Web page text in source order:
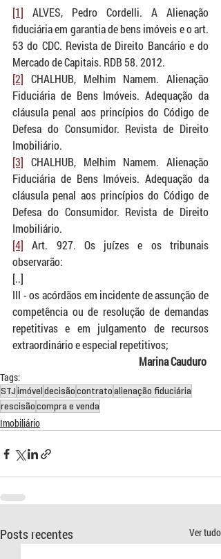
[1] ALVES, Pedro Cordelli. A Alienação
fiduciária em garantia de bens imóveis e o art.
53 do CDC. Revista de Direito Bancário e do
Mercado de Capitais. RDB 58. 2012.
[2] CHALHUB, Melhim Namem. Alienação
Fiduciária de Bens Imóveis. Adequação da
cláusula penal aos princípios do Código de
Defesa do Consumidor. Revista de Direito
Imobiliário.
[3] CHALHUB, Melhim Namem. Alienação
Fiduciária de Bens Imóveis. Adequação da
cláusula penal aos princípios do Código de
Defesa do Consumidor. Revista de Direito
Imobiliário.
[4] Art. 927. Os juízes e os tribunais
observarão:
[..]
III - os acórdãos em incidente de assunção de
competência ou de resolução de demandas
repetitivas e em julgamento de recursos
extraordinário e especial repetitivos;
Marina Cauduro
Tags:
STJimóveldecisãocontratoalienação fiduciária
rescisãocompra e venda
Imobiliário
Posts recentes Ver tudo